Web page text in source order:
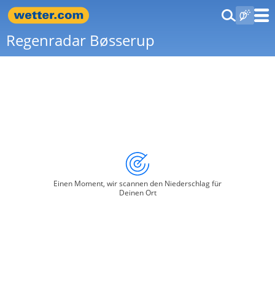
Regenradar Bøsserup
Einen Moment, wir scannen den Niederschlag für
Deinen Ort